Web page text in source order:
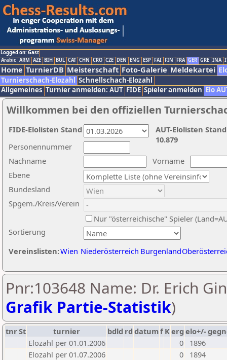
Logged on: Gast
Arabic ARM AZE BIH BUL CAT CHN CRO CZE DEN ENG ESP FAI FIN FRA GER GRE INA
Home TurnierDB Meisterschaft Foto-Galerie Meldekartei
Turnierschach-Elozahl Schnellschach-Elozahl
Allgemeines Turnier anmelden: AUT FIDE Spieler anmelden Elo
Willkommen bei den offiziellen
Nachname
Vorname
Ebene
Sortierung
Personennummer
Bundesland
Spgem./Kreis/Verein
Nur "österreichische" Spieler
Vereinslisten:Wien Niederösterreich Burgenland
AUT-Elolisten
10.879
FIDE-Elolisten Stand
Pnr:103648 Name: Dr. Erich
Grafik Partie-Statistik)
tnrSt turnier bdld rd datumf Kerg elo+/-
Elozahl per 01.01.2006
0
1896
Elozahl per 01.07.2006
0
1894